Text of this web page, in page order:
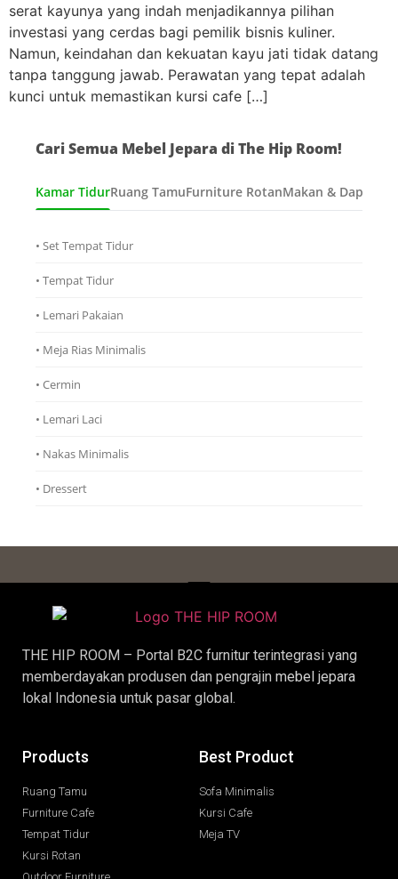
serat kayunya yang indah menjadikannya pilihan
investasi yang cerdas bagi pemilik bisnis kuliner.
Namun, keindahan dan kekuatan kayu jati tidak datang
tanpa tanggung jawab. Perawatan yang tepat adalah
kunci untuk memastikan kursi cafe […]
Cari Semua Mebel Jepara di The Hip Room!
Kamar TidurRuang TamuFurniture RotanMakan & Dapur
• Set Tempat Tidur
• Tempat Tidur
• Lemari Pakaian
• Meja Rias Minimalis
• Cermin
• Lemari Laci
• Nakas Minimalis
• Dressert
THE HIP ROOM – Portal B2C furnitur terintegrasi yang
memberdayakan produsen dan pengrajin mebel jepara
lokal Indonesia untuk pasar global.
Products
Ruang Tamu
Furniture Cafe
Tempat Tidur
Kursi Rotan
Best Product
Sofa Minimalis
Kursi Cafe
Meja TV